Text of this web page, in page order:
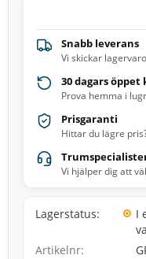
Snabb leverans
Vi skickar
30 dagars öppet
Prova hemma i
Prisgaranti
Hittar du lägre
Vi hjälper dig att
Lagerstatus
I
Artikelnr